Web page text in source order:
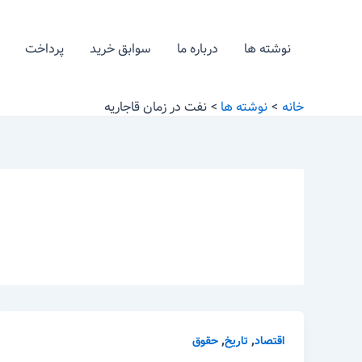
نوشته ها درباره ما سوابق خرید پرداخت
خانه نوشته ها نفت در زمان قاجاریه
اقتصاد,تاریخ,حقوق